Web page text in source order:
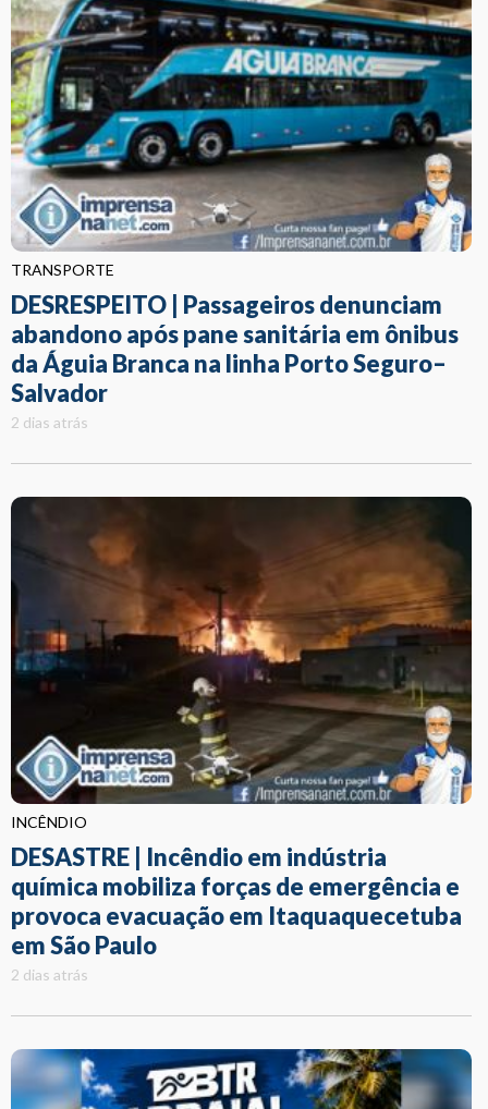
TRANSPORTE
DESRESPEITO | Passageiros denunciam
abandono após pane sanitária em ônibus
da Águia Branca na linha Porto Seguro–
Salvador
2 dias atrás
INCÊNDIO
DESASTRE | Incêndio em indústria
química mobiliza forças de emergência e
provoca evacuação em Itaquaquecetuba
em São Paulo
2 dias atrás